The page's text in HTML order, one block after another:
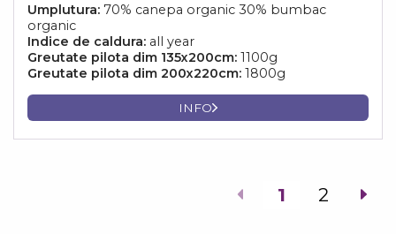
Umplutura: 70% canepa organic 30% bumbac
organic
Indice de caldura: all year
Greutate pilota dim 135x200cm: 1100g
Greutate pilota dim 200x220cm: 1800g
INFO
1 2